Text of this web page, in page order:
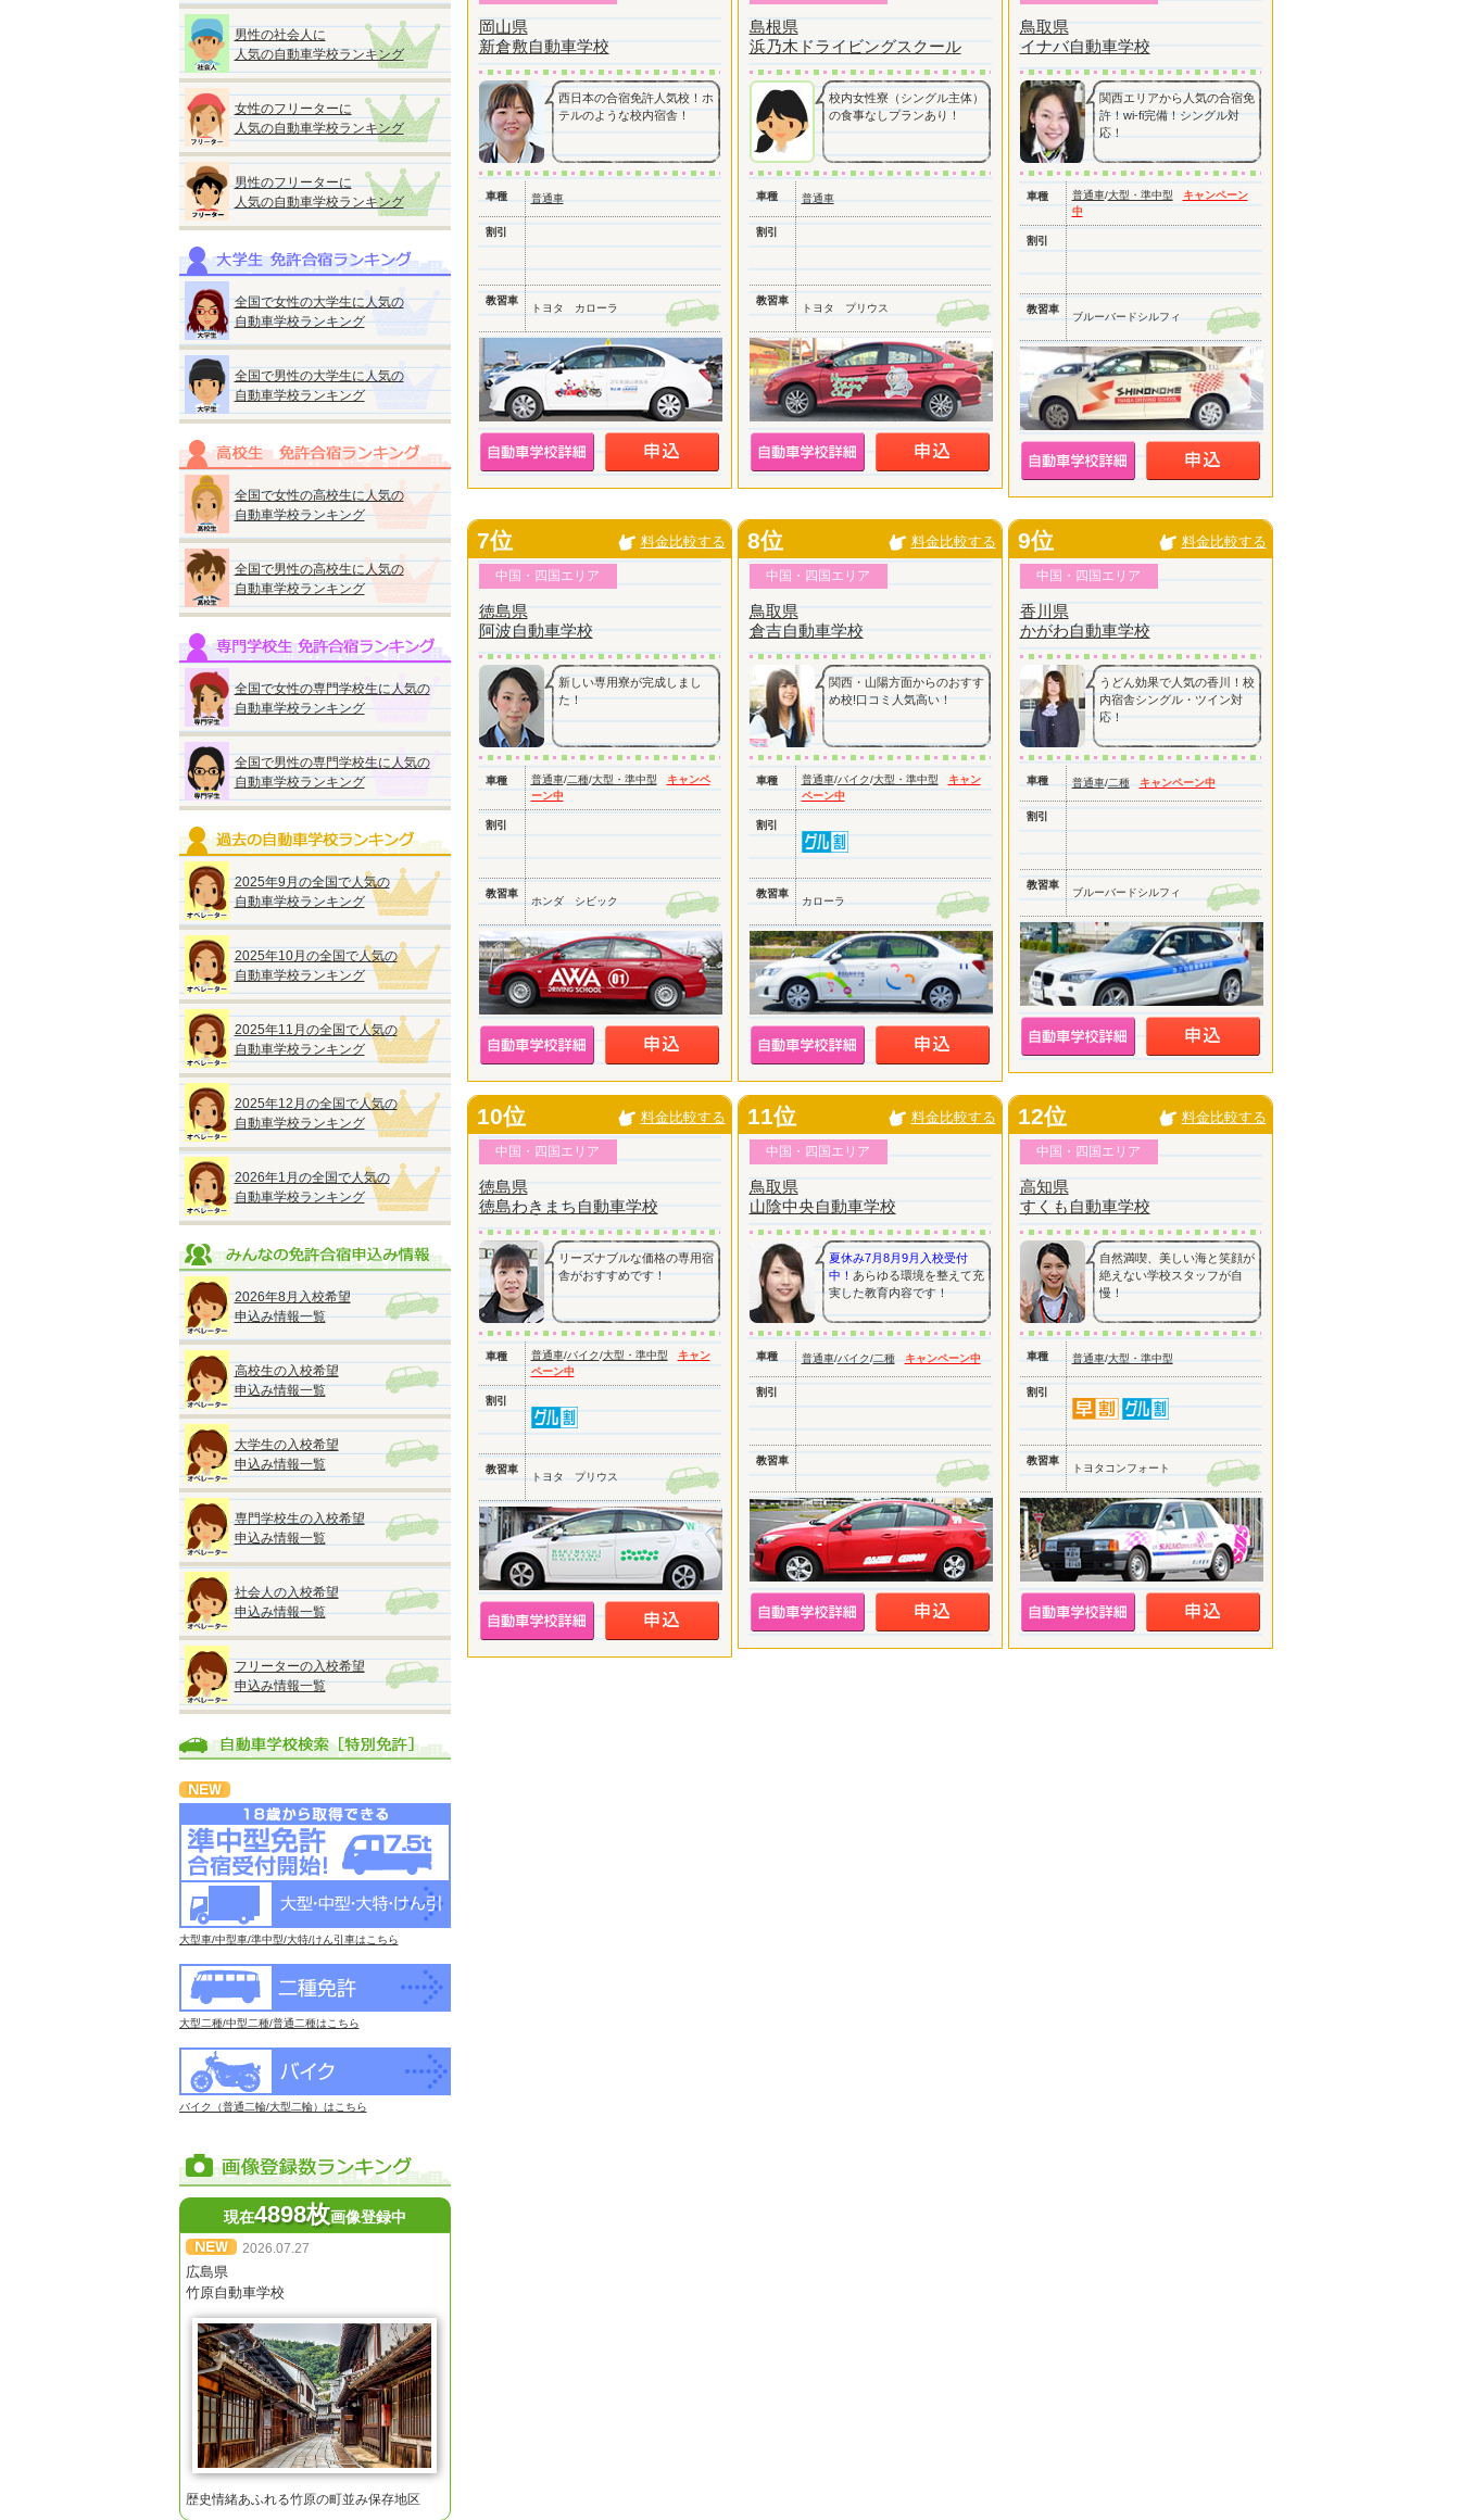
男性の社会人に
人気の自動車学校ランキング
女性のフリーターに
人気の自動車学校ランキング
男性のフリーターに
人気の自動車学校ランキング
全国で女性の大学生に人気の
自動車学校ランキング
全国で男性の大学生に人気の
自動車学校ランキング
全国で女性の高校生に人気の
自動車学校ランキング
全国で男性の高校生に人気の
自動車学校ランキング
全国で女性の専門学校生に人気の
自動車学校ランキング
全国で男性の専門学校生に人気の
自動車学校ランキング
2025年9月の全国で人気の
自動車学校ランキング
2025年10月の全国で人気の
自動車学校ランキング
2025年11月の全国で人気の
自動車学校ランキング
2025年12月の全国で人気の
自動車学校ランキング
2026年1月の全国で人気の
自動車学校ランキング
2026年8月入校希望
申込み情報一覧
高校生の入校希望
申込み情報一覧
大学生の入校希望
申込み情報一覧
専門学校生の入校希望
申込み情報一覧
社会人の入校希望
申込み情報一覧
フリーターの入校希望
申込み情報一覧
大型車/中型車/準中型/大特/けん引車はこちら
大型二種/中型二種/普通二種はこちら
バイク（普通二輪/大型二輪）はこちら
現在4898枚画像登録中
2026.07.27
広島県
竹原自動車学校
歴史情緒あふれる竹原の町並み保存地区
岡山県
新倉敷自動車学校
西日本の合宿免許人気校！ホ
テルのような校内宿舎！
車種 普通車
割引
教習車
トヨタ カローラ
島根県
浜乃木ドライビングスクール
校内女性寮（シングル主体）
の食事なしプランあり！
車種 普通車
割引
教習車
トヨタ プリウス
鳥取県
イナバ自動車学校
関西エリアから人気の合宿免
許！wi-fi完備！シングル対
応！
車種 普通車/大型・準中型
キャンペーン
中
割引
教習車
ブルーバードシルフィ
7位 料金比較する
中国・四国エリア
徳島県
阿波自動車学校
新しい専用寮が完成しまし
た！
車種 普通車/二種/大型・準中型
キャンペ
ーン中
割引
教習車
ホンダ シビック
8位 料金比較する
中国・四国エリア
鳥取県
倉吉自動車学校
関西・山陽方面からのおすす
め校!口コミ人気高い！
車種 普通車/バイク/大型・準中型
キャン
ペーン中
割引
教習車
カローラ
9位 料金比較する
中国・四国エリア
香川県
かがわ自動車学校
うどん効果で人気の香川！校
内宿舎シングル・ツイン対
応！
車種 普通車/二種 キャンペーン中
割引
教習車
ブルーバードシルフィ
10位 料金比較する
中国・四国エリア
徳島県
徳島わきまち自動車学校
リーズナブルな価格の専用宿
舎がおすすめです！
車種 普通車/バイク/大型・準中型
キャン
ペーン中
割引
教習車
トヨタ プリウス
11位 料金比較する
中国・四国エリア
鳥取県
山陰中央自動車学校
夏休み7月8月9月入校受付
中！ あらゆる環境を整えて充
実した教育内容です！
車種 普通車/バイク/二種 キャンペーン中
割引
教習車
12位 料金比較する
中国・四国エリア
高知県
すくも自動車学校
自然満喫、美しい海と笑顔が
絶えない学校スタッフが自
慢！
車種 普通車/大型・準中型
割引
教習車
トヨタコンフォート